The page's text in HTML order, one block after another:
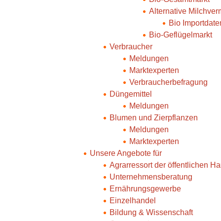
Alternative
Bio
Bio-Geflügelmarkt
Verbraucher
Meldungen
Marktexperten
Verbraucherbefragung
Düngemittel
Meldungen
Blumen und Zierpflanzen
Meldungen
Marktexperten
Unsere Angebote für
Agrarressort der öffentlichen
Unternehmensberatung
Ernährungsgewerbe
Einzelhandel
Bildung & Wissenschaft